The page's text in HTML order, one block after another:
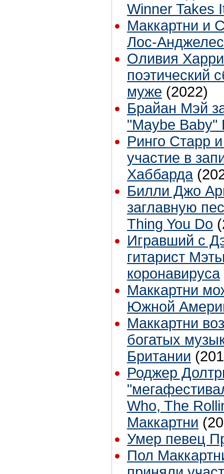
Winner Takes
Маккартни и
Лос-
Оливия
поэтический
муже (2022)
Брайан Мэй
"Maybe
Ринго Старр
участие в
Хаббарда
Билли Джо
заглавную
Thing You Do
Игравший с
гитарист
коронавируса
Маккартни
Южной
Маккартни
богатых
Британии
Роджер
Who, The
Маккартни
Умер певец
Пол